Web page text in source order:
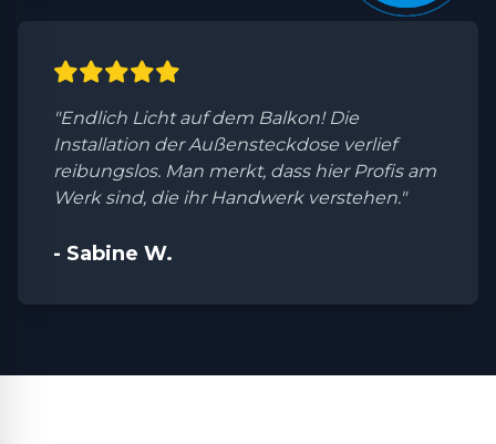
"Endlich Licht auf dem Balkon! Die
Installation der Außensteckdose verlief
reibungslos. Man merkt, dass hier Profis am
Werk sind, die ihr Handwerk verstehen."
- Sabine W.